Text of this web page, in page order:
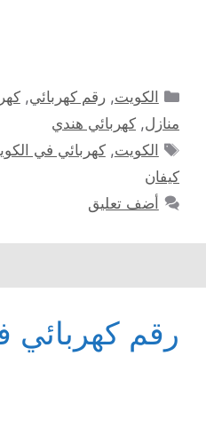
التصنيفات
الكويت,رقم كهربائي,
منازل, كهربائي هندي
الوسوم
الكويت,كهربائي في
كيفان
أضف تعليق
رقم